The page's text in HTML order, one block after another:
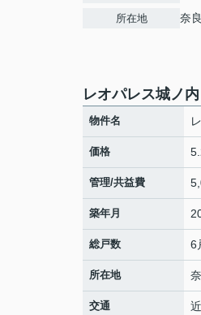
所在地 奈
レオパレス城ノ
物件名
価格
管理/共益費
築年月
総戸数 6
所在地
交通